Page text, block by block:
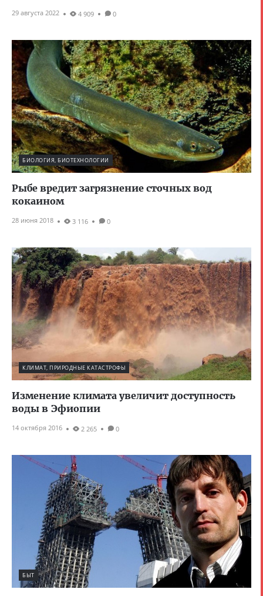
29 августа 2022 4 909 0
БИОЛОГИЯ, БИОТЕХНОЛОГИИ
Рыбе вредит загрязнение сточных вод
кокаином
28 июня 2018 3 116 0
КЛИМАТ, ПРИРОДНЫЕ КАТАСТРОФЫ
Изменение климата увеличит доступность
воды в Эфиопии
14 октября 2016 2 265 0
БЫТ